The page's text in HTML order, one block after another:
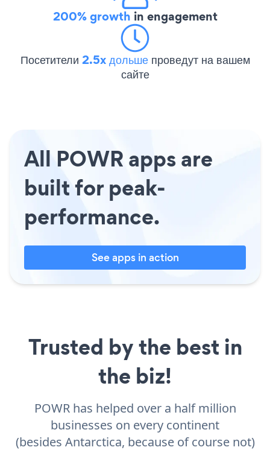
200% growth in engagement
Посетители 2.5x дольше проведут на вашем
сайте
All POWR apps are
built for peak-
performance.
See apps in action
Trusted by the best in
the biz!
POWR has helped over a half million
businesses on every continent
(besides Antarctica, because of course not)